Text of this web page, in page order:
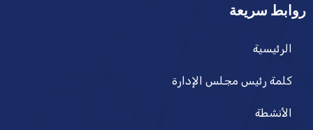
روابط سريعة
الرئيسية
كلمة رئيس مجلس الإدارة
الأنشطة